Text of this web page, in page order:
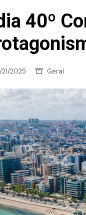
40º
2025 Geral